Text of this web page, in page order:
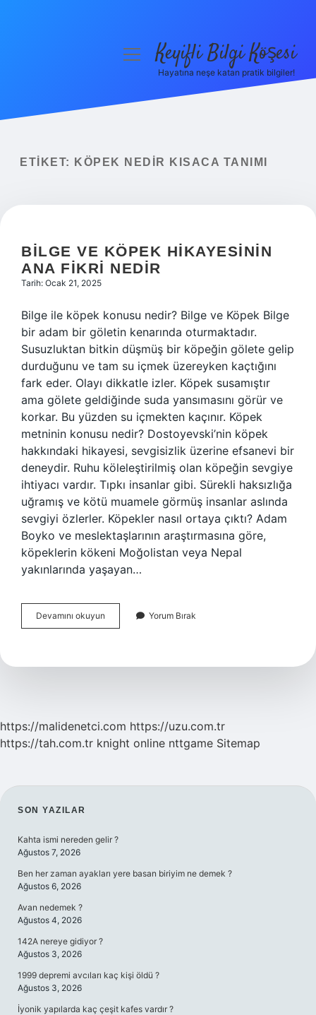
Yasal Uyarı
menüyüKeyifli Bilgi Köşesi
Hayatına neşe katan pratik bilgiler!
ETIKET: KÖPEK NEDIR KISACA TANIMI
BILGE VE KÖPEK HIKAYESININ
ANA FIKRI NEDIR
Tarih: Ocak 21, 2025
Bilge ile köpek konusu nedir? Bilge ve Köpek Bilge
bir adam bir göletin kenarında oturmaktadır.
Susuzluktan bitkin düşmüş bir köpeğin gölete gelip
durduğunu ve tam su içmek üzereyken kaçtığını
fark eder. Olayı dikkatle izler. Köpek susamıştır
ama gölete geldiğinde suda yansımasını görür ve
korkar. Bu yüzden su içmekten kaçınır. Köpek
metninin konusu nedir? Dostoyevski’nin köpek
hakkındaki hikayesi, sevgisizlik üzerine efsanevi bir
deneydir. Ruhu köleleştirilmiş olan köpeğin sevgiye
ihtiyacı vardır. Tıpkı insanlar gibi. Sürekli haksızlığa
uğramış ve kötü muamele görmüş insanlar aslında
sevgiyi özlerler. Köpekler nasıl ortaya çıktı? Adam
Boyko ve meslektaşlarının araştırmasına göre,
köpeklerin kökeni Moğolistan veya Nepal
yakınlarında yaşayan…
Devamını okuyun
Ve
Ana
Yorum Bırak
https://malidenetci.com https://uzu.com.tr
https://tah.com.tr knight online nttgame Sitemap
SIDEBAR
SON YAZILAR
Kahta ismi nereden gelir ?
Ağustos 7, 2026
Ben her zaman ayakları yere basan biriyim ne demek ?
Ağustos 6, 2026
Avan nedemek ?
Ağustos 4, 2026
142A nereye gidiyor ?
Ağustos 3, 2026
1999 depremi avcıları kaç kişi öldü ?
Ağustos 3, 2026
İyonik yapılarda kaç çeşit kafes vardır ?